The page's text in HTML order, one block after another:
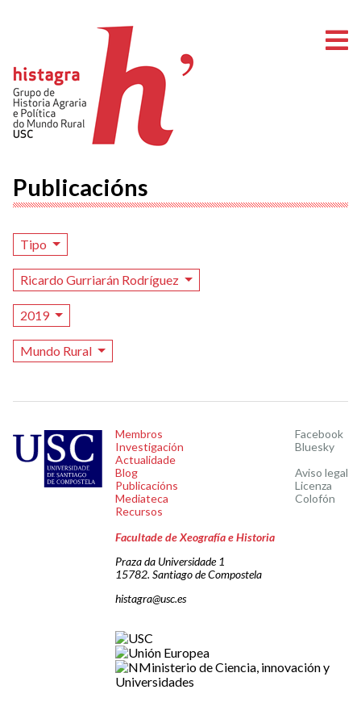
Publicacións
Tipo
Ricardo Gurriarán Rodríguez
2019
Mundo Rural
Membros
Investigación
Actualidade
Blog
Publicacións
Mediateca
Recursos
Facebook
Bluesky
Aviso legal
Licenza
Colofón
Facultade de Xeografía e Historia
Praza da Universidade 1
15782. Santiago de Compostela
histagra@usc.es